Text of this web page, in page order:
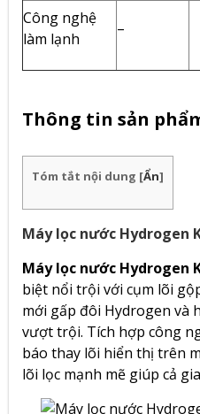
Công nghệ
làm lạnh
–
Thông tin sản
Tóm tắt nội dung [Ẩn]
Máy lọc nước Hydrogen
Máy lọc nước Hydrogen
biệt nổi trội với cụm lõi
mới gấp đôi Hydrogen và
vượt trội. Tích hợp công
báo thay lõi hiển thị trên
lõi lọc mạnh mẽ giúp cả